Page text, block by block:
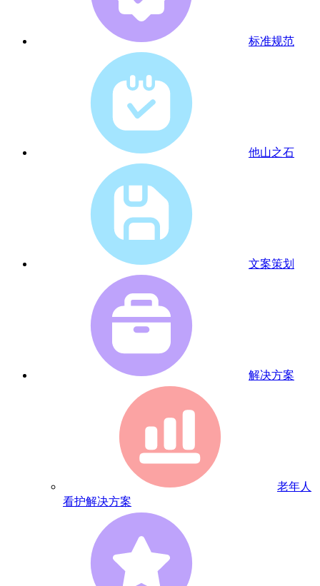
标准规范
他山之石
文案策划
解决方案
老年人
看护解决方案